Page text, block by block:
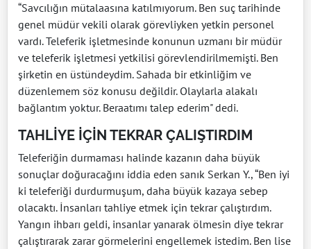
“Savcılığın mütalaasına katılmıyorum. Ben suç tarihinde
genel müdür vekili olarak görevliyken yetkin personel
vardı. Teleferik işletmesinde konunun uzmanı bir müdür
ve teleferik işletmesi yetkilisi görevlendirilmemişti. Ben
şirketin en üstündeydim. Sahada bir etkinliğim ve
düzenlemem söz konusu değildir. Olaylarla alakalı
bağlantım yoktur. Beraatımı talep ederim" dedi.
TAHLİYE İÇİN TEKRAR ÇALIŞTIRDIM
Teleferiğin durmaması halinde kazanın daha büyük
sonuçlar doğuracağını iddia eden sanık Serkan Y., “Ben iyi
ki teleferiği durdurmuşum, daha büyük kazaya sebep
olacaktı. İnsanları tahliye etmek için tekrar çalıştırdım.
Yangın ihbarı geldi, insanlar yanarak ölmesin diye tekrar
çalıştırarak zarar görmelerini engellemek istedim. Ben lise